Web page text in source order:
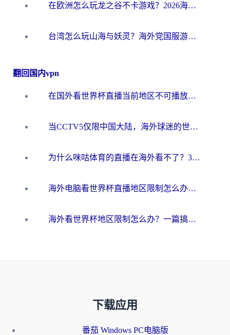
在欧洲怎么玩龙之谷不卡游戏？2026海外党国服游戏加速全攻略
台湾怎么玩山海与妖灵？海外党国服游戏加速全攻略，告别延迟卡顿
翻回国内vpn
在国外看世界杯直播当前地区不可播放？海外党必看的回国加速全攻略
当CCTV5仅限中国大陆，海外球迷的世界杯狂欢如何继续？
为什么咪咕体育的直播在海外看不了？3步解决海外看世界杯+抖音地区限制难题
海外电脑看世界杯直播地区限制怎么办？你需要一个聪明的加速器
海外看世界杯地区限制怎么办？一篇搞定咪咕视频播放+国内资源无缝访问指南
下载应用
番茄 Windows PC电脑版